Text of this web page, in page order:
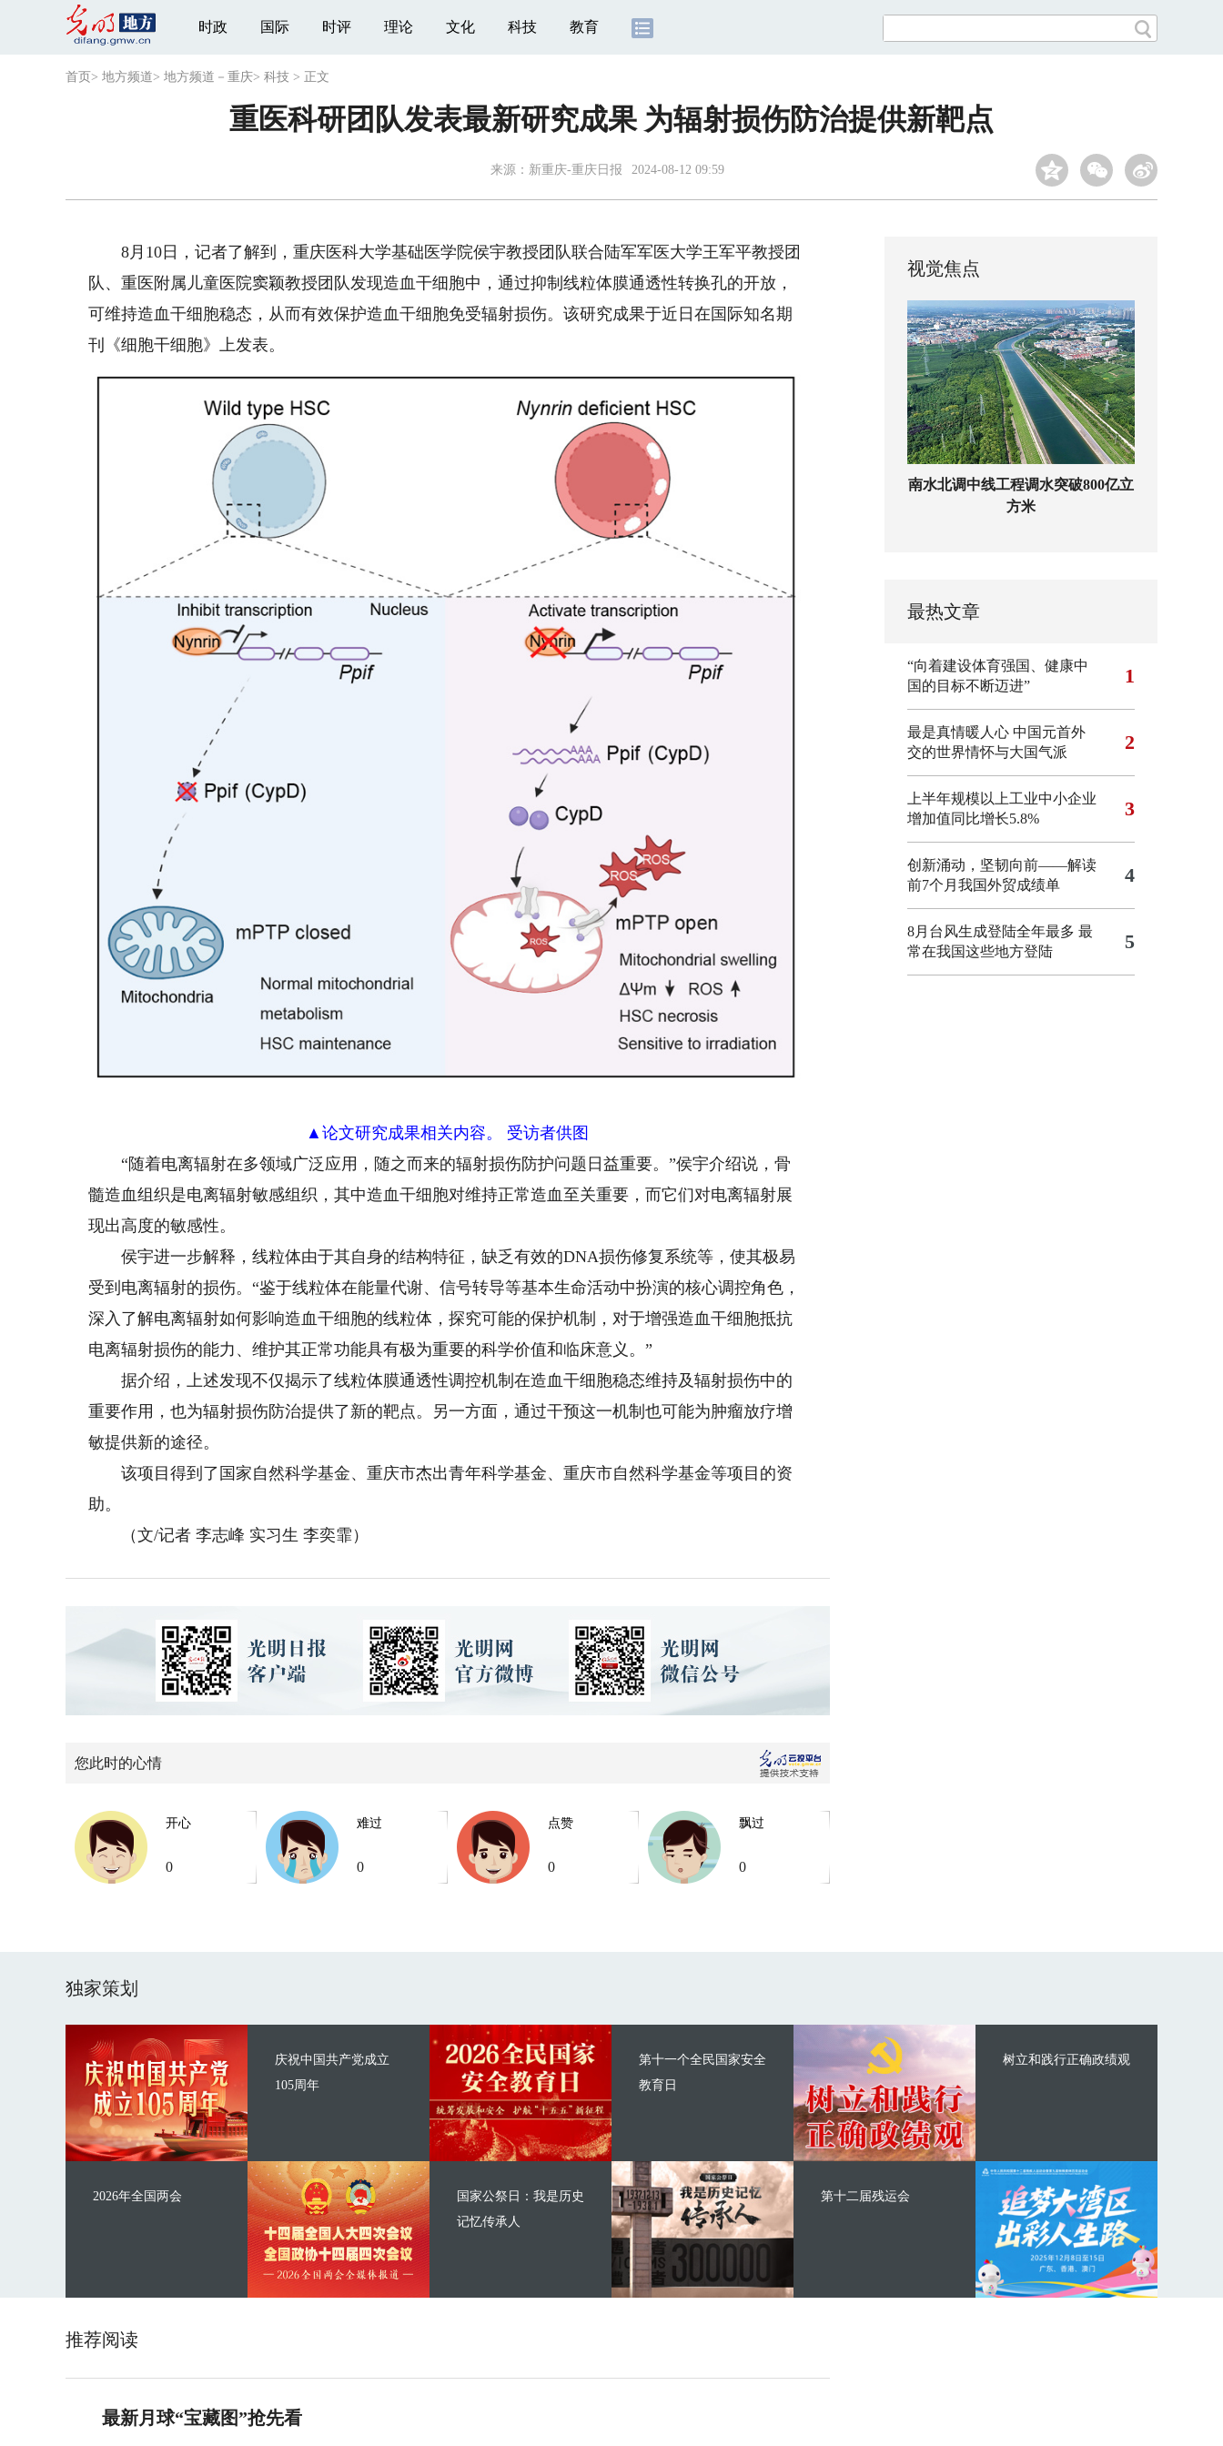
时政 国际 时评 理论 文化 科技 教育
首页 > 地方频道> 地方频道－重庆> 科技 > 正文
重医科研团队发表最新研究成果 为辐射损伤防治提供新靶点
来源： 新重庆-重庆日报 2024-08-12 09:59
8月10日，记者了解到，重庆医科大学基础医学院侯宇教授团队联合陆军军医大学王军平教授团
队、重医附属儿童医院窦颖教授团队发现造血干细胞中，通过抑制线粒体膜通透性转换孔的开放，
可维持造血干细胞稳态，从而有效保护造血干细胞免受辐射损伤。该研究成果于近日在国际知名期
刊《细胞干细胞》上发表。
▲论文研究成果相关内容。 受访者供图
“随着电离辐射在多领域广泛应用，随之而来的辐射损伤防护问题日益重要。”侯宇介绍说，骨
髓造血组织是电离辐射敏感组织，其中造血干细胞对维持正常造血至关重要，而它们对电离辐射展
现出高度的敏感性。
侯宇进一步解释，线粒体由于其自身的结构特征，缺乏有效的DNA损伤修复系统等，使其极易
受到电离辐射的损伤。“鉴于线粒体在能量代谢、信号转导等基本生命活动中扮演的核心调控角色，
深入了解电离辐射如何影响造血干细胞的线粒体，探究可能的保护机制，对于增强造血干细胞抵抗
电离辐射损伤的能力、维护其正常功能具有极为重要的科学价值和临床意义。”
据介绍，上述发现不仅揭示了线粒体膜通透性调控机制在造血干细胞稳态维持及辐射损伤中的
重要作用，也为辐射损伤防治提供了新的靶点。另一方面，通过干预这一机制也可能为肿瘤放疗增
敏提供新的途径。
该项目得到了国家自然科学基金、重庆市杰出青年科学基金、重庆市自然科学基金等项目的资
助。
（文/记者 李志峰 实习生 李奕霏）
您此时的心情
开心
0
难过
0
点赞
0
飘过
0
视觉焦点
南水北调中线工程调水突破800亿立
方米
最热文章
“向着建设体育强国、健康中
国的目标不断迈进”
1
最是真情暖人心 中国元首外
交的世界情怀与大国气派
2
上半年规模以上工业中小企业
增加值同比增长5.8%
3
创新涌动，坚韧向前——解读
前7个月我国外贸成绩单
4
8月台风生成登陆全年最多 最
常在我国这些地方登陆
5
独家策划
庆祝中国共产党成立
105周年
2026年全国两会
第十一个全民国家安全
教育日
国家公祭日：我是历史
记忆传承人
树立和践行正确政绩观
第十二届残运会
推荐阅读
最新月球“宝藏图”抢先看